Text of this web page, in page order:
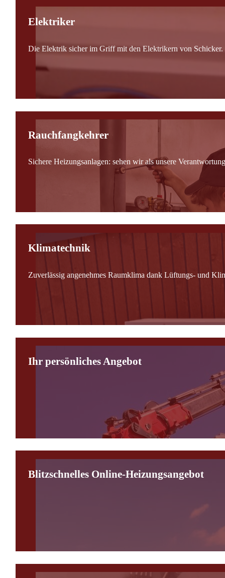
Elektriker
Die Elektrik sicher im Griff mit den Elektrikern von Schicker.
Rauchfangkehrer
Sichere Heizungsanlagen: sehen wir als unsere
Klimatechnik
Zuverlässig angenehmes Raumklima dank Lüftungs- und
Ihr persönliches Angebot
Blitzschnelles Online-Heizungsangebot